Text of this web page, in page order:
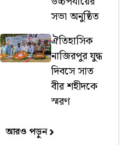
সভা অনুষ্ঠিত
ঐতিহাসিক
নাজিরপুর যুদ্ধ
দিবসে সাত
বীর শহীদকে
স্মরণ
আরও পড়ুন